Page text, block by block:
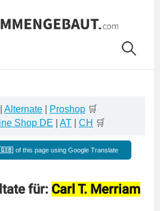
Alternate Proshop 🛒
Shop DE AT CH 🛒
🇬🇧 of this page using Google Translate
für: Carl T. Merriam